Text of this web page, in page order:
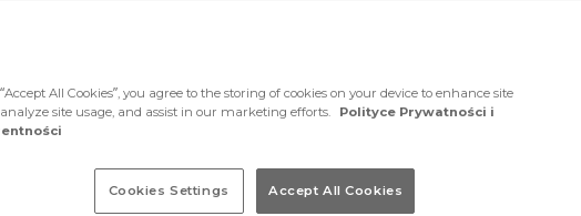
jakości,
wybór
All Cookies”, you agree to the storing of cookies on your device to enhance site
site usage, and assist in our marketing efforts.
Polityce Prywatności i
Cookies Settings Accept All Cookies